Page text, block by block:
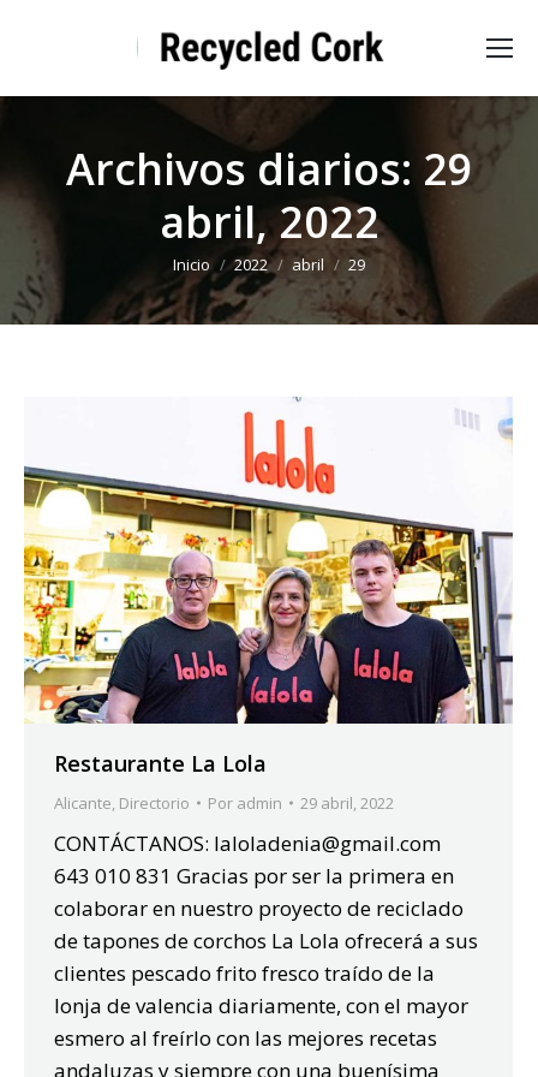
Archivos diarios: 29
abril, 2022
Estás aquí:
Inicio 2022 abril 29
Restaurante La Lola
Alicante Directorio Por admin 29 abril, 2022
CONTÁCTANOS: laloladenia@gmail.com
643 010 831 Gracias por ser la primera en
colaborar en nuestro proyecto de reciclado
de tapones de corchos La Lola ofrecerá a sus
clientes pescado frito fresco traído de la
lonja de valencia diariamente, con el mayor
esmero al freírlo con las mejores recetas
andaluzas y siempre con una buenísima